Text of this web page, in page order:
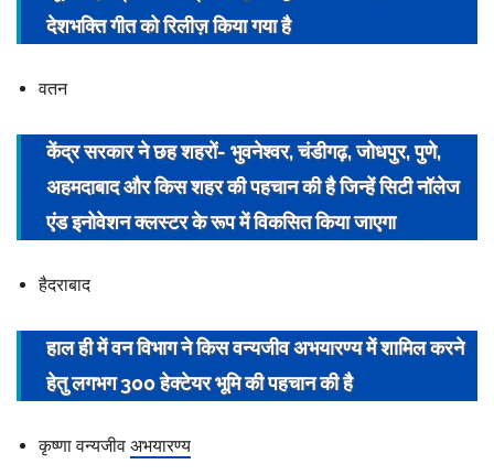
देशभक्ति गीत को रिलीज़ किया गया है
वतन
केंद्र सरकार ने छह शहरों- भुवनेश्वर, चंडीगढ़, जोधपुर, पुणे,
अहमदाबाद और किस शहर की पहचान की है जिन्हें सिटी नॉलेज
एंड इनोवेशन क्लस्टर के रूप में विकसित किया जाएगा
हैदराबाद
हाल ही में वन विभाग ने किस वन्यजीवअभयारण्यमें शामिल करने
हेतु लगभग 300 हेक्टेयर भूमि की पहचान की है
कृष्णा वन्यजीव अभयारण्य